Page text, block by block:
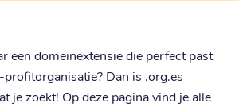
een domeinextensie die perfect past
profitorganisatie? Dan is .org.es
je zoekt! Op deze pagina vind je alle